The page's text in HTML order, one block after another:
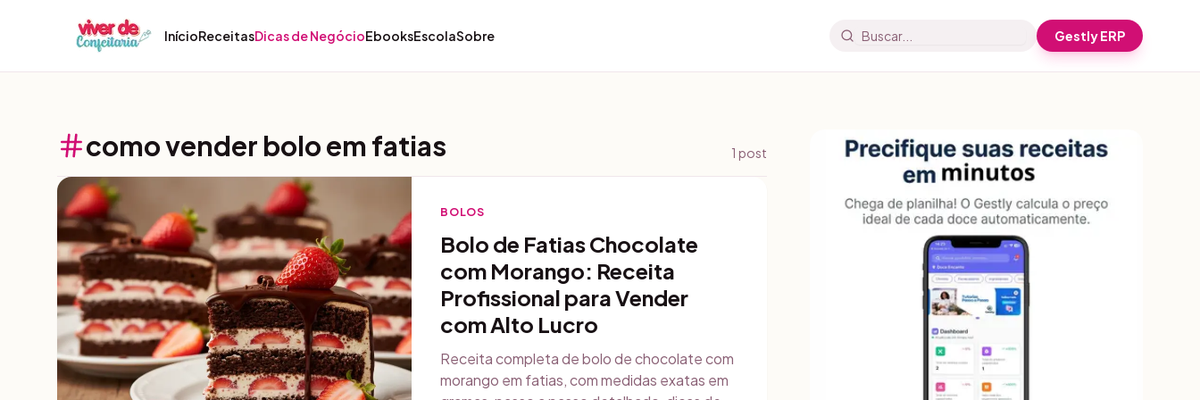
InícioReceitasDicas de NegócioEbooksEscolaSobre Buscar artigos e receitas Gestly ERP
como vender bolo em fatias 1 post
BOLOS
Bolo de Fatias Chocolate
com Morango: Receita
Profissional para Vender
com Alto Lucro
Receita completa de bolo de chocolate com
morango em fatias, com medidas exatas em